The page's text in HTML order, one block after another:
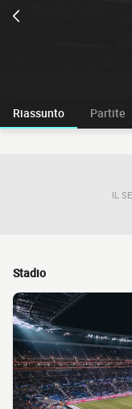
Riassunto Partite
IL
Stadio